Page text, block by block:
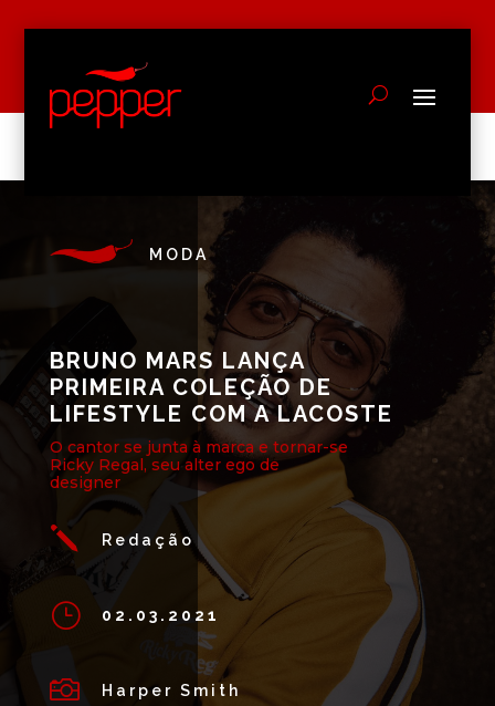
MODA
BRUNO MARS LANÇA
PRIMEIRA COLEÇÃO DE
LIFESTYLE COM A LACOSTE
O cantor se junta à marca e tornar-se
Ricky Regal, seu alter ego de
designer
j Redação
} 02.03.2021
 Harper Smith